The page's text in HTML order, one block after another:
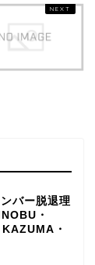
バー脱退理
・
・